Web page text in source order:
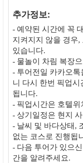
추가정보:
- 예약된 시간에 꼭
지켜지지 않을 경우
있습니다.
- 물놀이 차림 복장
- 투어전일 카카오
니 다시 한번 픽업시
됩니다.
- 픽업시간은 호텔
- 상기일정은 현지
- 날씨 및 바다상태,
없는 코스로 진행됩
- 다음 투어가 있으
간을 알려주세요.